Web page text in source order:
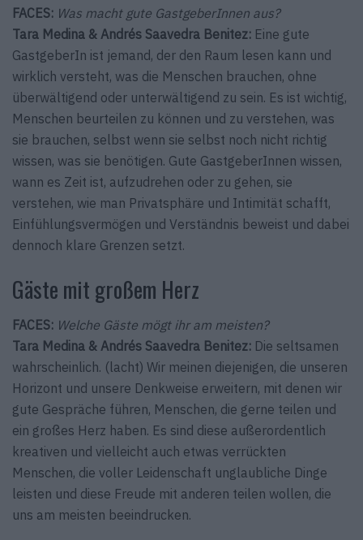
FACES: Was macht gute GastgeberInnen aus?
Tara Medina & Andrés Saavedra Benitez: Eine gute
GastgeberIn ist jemand, der den Raum lesen kann und
wirklich versteht, was die Menschen brauchen, ohne
überwältigend oder unterwältigend zu sein. Es ist wichtig,
Menschen beurteilen zu können und zu verstehen, was
sie brauchen, selbst wenn sie selbst noch nicht richtig
wissen, was sie benötigen. Gute GastgeberInnen wissen,
wann es Zeit ist, aufzudrehen oder zu gehen, sie
verstehen, wie man Privatsphäre und Intimität schafft,
Einfühlungsvermögen und Verständnis beweist und dabei
dennoch klare Grenzen setzt.
Gäste mit großem Herz
FACES: Welche Gäste mögt ihr am meisten?
Tara Medina & Andrés Saavedra Benitez: Die seltsamen
wahrscheinlich. (lacht) Wir meinen diejenigen, die unseren
Horizont und unsere Denkweise erweitern, mit denen wir
gute Gespräche führen, Menschen, die gerne teilen und
ein großes Herz haben. Es sind diese außerordentlich
kreativen und vielleicht auch etwas verrückten
Menschen, die voller Leidenschaft unglaubliche Dinge
leisten und diese Freude mit anderen teilen wollen, die
uns am meisten beeindrucken.